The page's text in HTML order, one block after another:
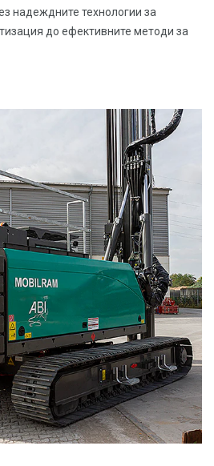
надеждните технологии за
до ефективните методи за